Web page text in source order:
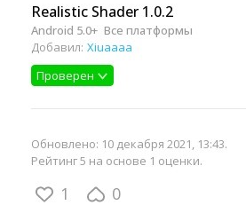
Realistic Shader 1.0.2
Android 5.0+ Все платформы
Добавил: Xiuaaaa
Проверен
Обновлено: 10 декабря 2021, 13:43.
Рейтинг 5 на основе 1 оценки.
1 0